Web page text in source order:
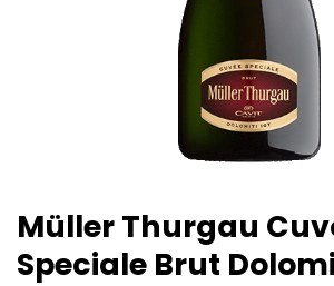
Müller Thurgau
Speciale Brut